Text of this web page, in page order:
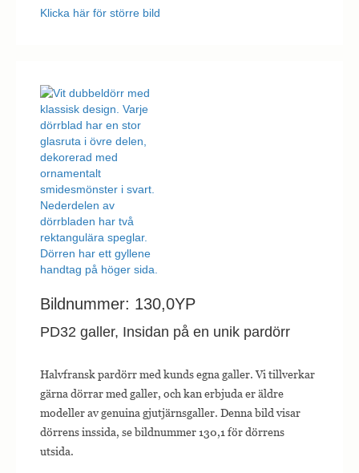
Klicka här för större bild
Bildnummer: 130,0YP
PD32 galler, Insidan på en unik pardörr
Halvfransk pardörr med kunds egna galler. Vi tillverkar
gärna dörrar med galler, och kan erbjuda er äldre
modeller av genuina gjutjärnsgaller. Denna bild visar
dörrens inssida, se bildnummer 130,1 för dörrens
utsida.